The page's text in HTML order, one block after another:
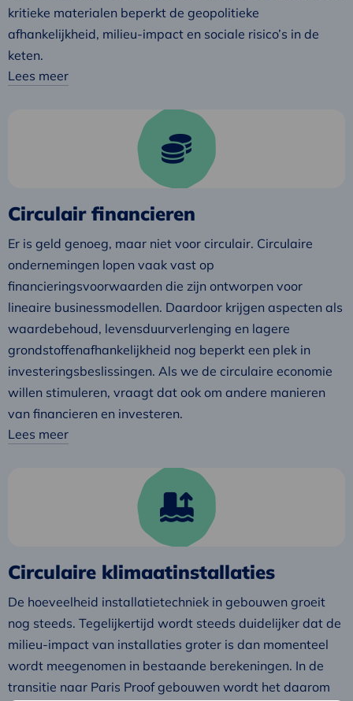
kritieke materialen beperkt de geopolitieke
afhankelijkheid, milieu-impact en sociale risico’s in de
keten.
Lees meer
Circulair financieren
Er is geld genoeg, maar niet voor circulair. Circulaire
ondernemingen lopen vaak vast op
financieringsvoorwaarden die zijn ontworpen voor
lineaire businessmodellen. Daardoor krijgen aspecten als
waardebehoud, levensduurverlenging en lagere
grondstoffenafhankelijkheid nog beperkt een plek in
investeringsbeslissingen. Als we de circulaire economie
willen stimuleren, vraagt dat ook om andere manieren
van financieren en investeren.
Lees meer
Circulaire klimaatinstallaties
De hoeveelheid installatietechniek in gebouwen groeit
nog steeds. Tegelijkertijd wordt steeds duidelijker dat de
milieu-impact van installaties groter is dan momenteel
wordt meegenomen in bestaande berekeningen. In de
transitie naar Paris Proof gebouwen wordt het daarom